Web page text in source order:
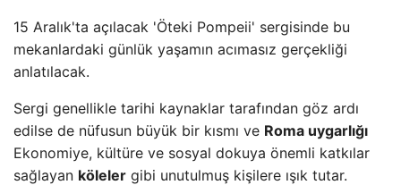
15 Aralık'ta açılacak 'Öteki Pompeii' sergisinde bu
mekanlardaki günlük yaşamın acımasız gerçekliği
anlatılacak.
Sergi genellikle tarihi kaynaklar tarafından göz ardı
edilse de nüfusun büyük bir kısmı ve Roma uygarlığı
Ekonomiye, kültüre ve sosyal dokuya önemli katkılar
sağlayan köleler gibi unutulmuş kişilere ışık tutar.